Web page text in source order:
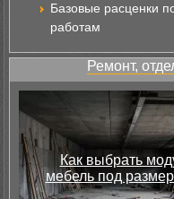
Базовые расценки
работам
Ремонт,
Как выбрать
мебель под